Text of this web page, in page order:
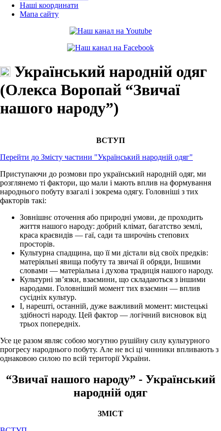
Наші координати
Мапа сайту
Український народній одяг
(Олекса Воропай “Звичаї
нашого народу”)
ВСТУП
Перейти до Змісту частини "Український народній одяг"
Приступаючи до розмови про український народній одяг, ми
розглянемо ті фактори, що мали і мають вплив на формування
народнього побуту взагалі і зокрема одягу. Головніші з тих
факторів такі:
Зовнішнє оточення або природні умови, де проходить
життя нашого народу: добрий клімат, багатство землі,
краса краєвидів — гаї, сади та широчінь степових
просторів.
Культурна спадщина, що її ми дістали від своїх предків:
матеріяльні явища побуту та звичаї й обряди, Іншими
словами — матеріальна і духова традиція нашого народу.
Культурні зв’язки, взаємини, що складаються з іншими
народами. Головніший момент тих взаємин — вплив
сусідніх культур.
І, нарешті, останній, дуже важливий момент: мистецькі
здібності народу. Цей фактор — логічний висновок від
трьох попередніх.
Усе це разом являє собою могутню рушійну силу культурного
прогресу народнього побуту. Але не всі ці чинники впливають з
однаковою силою по всій території України.
“Звичаї нашого народу” - Український
народній одяг
ЗМІСТ